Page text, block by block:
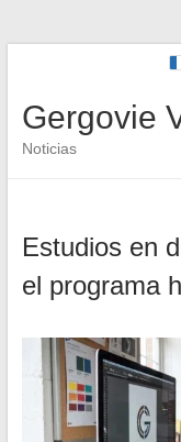
Gergovie
Noticias
Estudios en
el programa